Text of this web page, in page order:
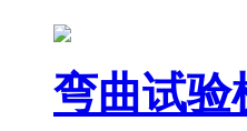
弯曲试验